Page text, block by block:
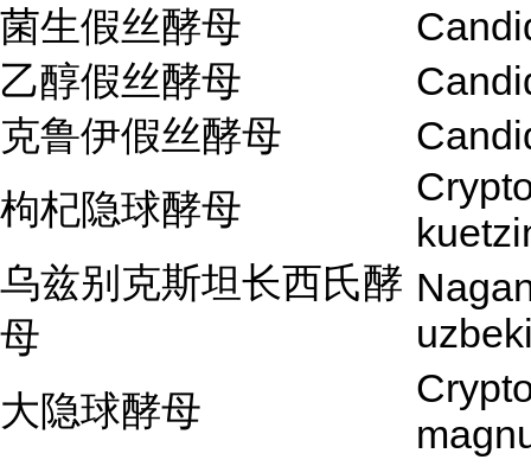
菌生假丝酵母
乙醇假丝酵母
克鲁伊假丝酵母
枸杞隐球酵母
乌兹别克斯坦长西氏酵
母
大隐球酵母